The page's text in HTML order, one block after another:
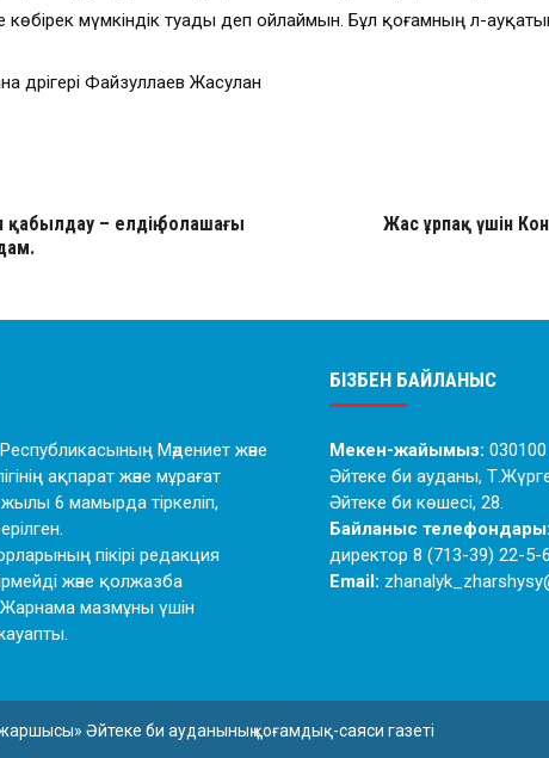
көбірек мүмкіндік туады деп ойлаймын. Бұл қоғамның әл-
дәрігері Файзуллаев Жасулан
қабылдау – елдің болашағы
Жас ұрпақ үшін
Мәдениет және
ақпарат және мұрағат
жылы 6 мамырда тіркеліп,
пікірі редакция
және қолжазба
мазмұны үшін
БІЗБЕН БАЙЛАНЫС
Мекен-жайымыз:
Әйтеке би ауданы,
Әйтеке би көшесі, 28.
Байланыс телефондары:
директор 8 (713-39) 22-5-
Email:
Әйтеке би ауданының қоғамдық-саяси газеті